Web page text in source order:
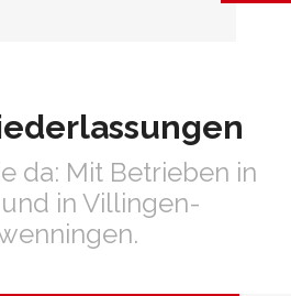
da: Mit Betrieben in
in Villingen-